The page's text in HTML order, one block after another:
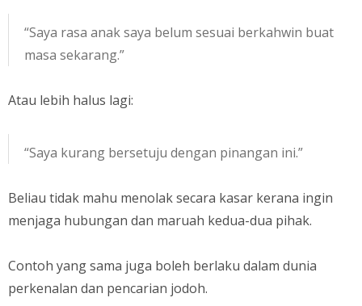
“Saya rasa anak saya belum sesuai berkahwin buat
masa sekarang.”
Atau lebih halus lagi:
“Saya kurang bersetuju dengan pinangan ini.”
Beliau tidak mahu menolak secara kasar kerana ingin
menjaga hubungan dan maruah kedua-dua pihak.
Contoh yang sama juga boleh berlaku dalam dunia
perkenalan dan pencarian jodoh.